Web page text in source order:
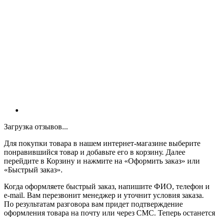
Загрузка отзывов...
Для покупки товара в нашем интернет-магазине выберите
понравившийся товар и добавьте его в корзину. Далее
перейдите в Корзину и нажмите на «Оформить заказ» или
«Быстрый заказ».
Когда оформляете быстрый заказ, напишите ФИО, телефон и
e-mail. Вам перезвонит менеджер и уточнит условия заказа.
По результатам разговора вам придет подтверждение
оформления товара на почту или через СМС. Теперь останется